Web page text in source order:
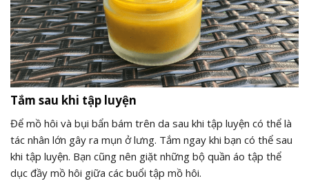
Tắm sau khi tập luyện
Để mồ hôi và bụi bẩn bám trên da sau khi tập luyện có thể là
tác nhân lớn gây ra mụn ở lưng. Tắm ngay khi bạn có thể sau
khi tập luyện. Bạn cũng nên giặt những bộ quần áo tập thể
dục đầy mồ hôi giữa các buổi tập mồ hôi.